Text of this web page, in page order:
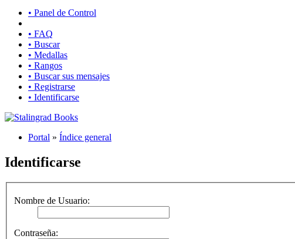
• Panel de Control
• FAQ
• Buscar
• Medallas
• Rangos
• Buscar sus mensajes
• Registrarse
• Identificarse
Portal » Índice general
Identificarse
Nombre de Usuario:
Contraseña: